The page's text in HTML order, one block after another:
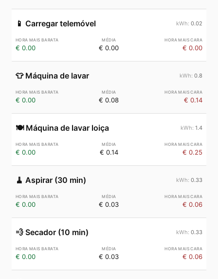
📱 Carregar telemóvel 0.02
€ 0.00 € 0.00 € 0.00
👕 Máquina de lavar 0.8
€ 0.00 € 0.08 € 0.14
🍽️ Máquina de lavar loiça 1.4
€ 0.00 € 0.14 € 0.25
🧹 Aspirar (30 min) 0.33
€ 0.00 € 0.03 € 0.06
💨 Secador (10 min) 0.33
€ 0.00 € 0.03 € 0.06